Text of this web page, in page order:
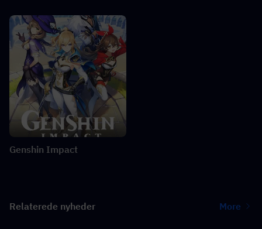
Genshin Impact
Relaterede nyheder More